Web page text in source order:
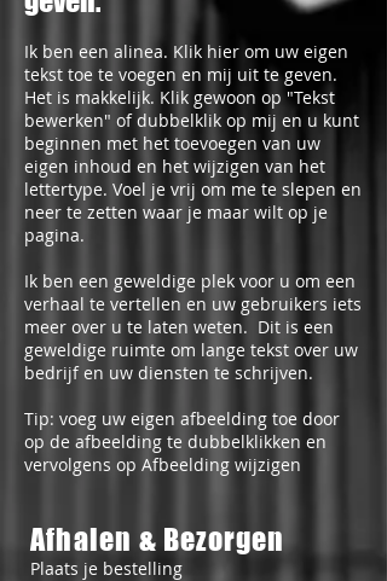
Ik ben een alinea. Klik hier om uw eigen
tekst toe te voegen en mij uit te geven.
Het is makkelijk. Klik gewoon op "Tekst
bewerken" of dubbelklik op mij en u kunt
beginnen met het toevoegen van uw
eigen inhoud en het wijzigen van het
lettertype. Voel je vrij om me te slepen en
neer te zetten waar je maar wilt op je
pagina.
Ik ben een geweldige plek voor u om een
verhaal te vertellen en uw gebruikers iets
meer over u te laten weten. Dit is een
geweldige ruimte om lange tekst over uw
bedrijf en uw diensten te schrijven.
Tip: voeg uw eigen afbeelding toe door
op de afbeelding te dubbelklikken en
vervolgens op Afbeelding wijzigen
Afhalen & Bezorgen
Plaats je bestelling